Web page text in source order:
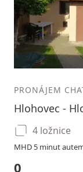
PRONÁJEM
Hlohovec -
4 ložnice
MHD 5 minut
0